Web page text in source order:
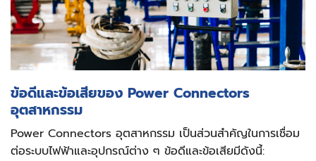
ข้อดีและข้อเสียของ Power Connectors
อุตสาหกรรม
Power Connectors อุตสาหกรรม เป็นส่วนสำคัญในการเชื่อม
ต่อระบบไฟฟ้าและอุปกรณ์ต่าง ๆ ข้อดีและข้อเสียมีดังนี้: